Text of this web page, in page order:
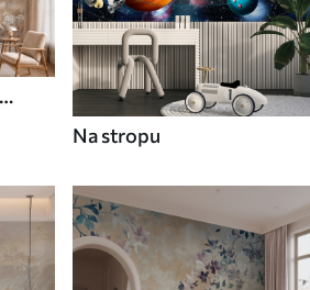
Na stropu